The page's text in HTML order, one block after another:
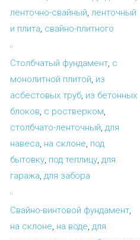
ленточно-свайный, ленточный
и плита, свайно-плитного
Столбчатый фундамент, с
монолитной плитой, из
асбестовых труб, из бетонных
блоков, с ростверком,
столбчато-ленточный, для
навеса, на склоне, под
бытовку, под теплицу, для
гаража, для забора
Свайно-винтовой фундамент,
на склоне, на воде, для